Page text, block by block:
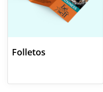
Folletos